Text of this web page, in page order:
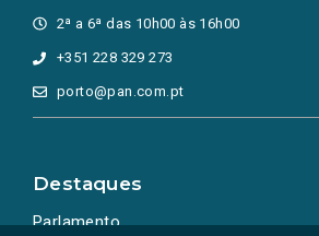
2ª a 6ª das 10h00 às 16h00
+351 228 329 273
porto@pan.com.pt
Destaques
Parlamento